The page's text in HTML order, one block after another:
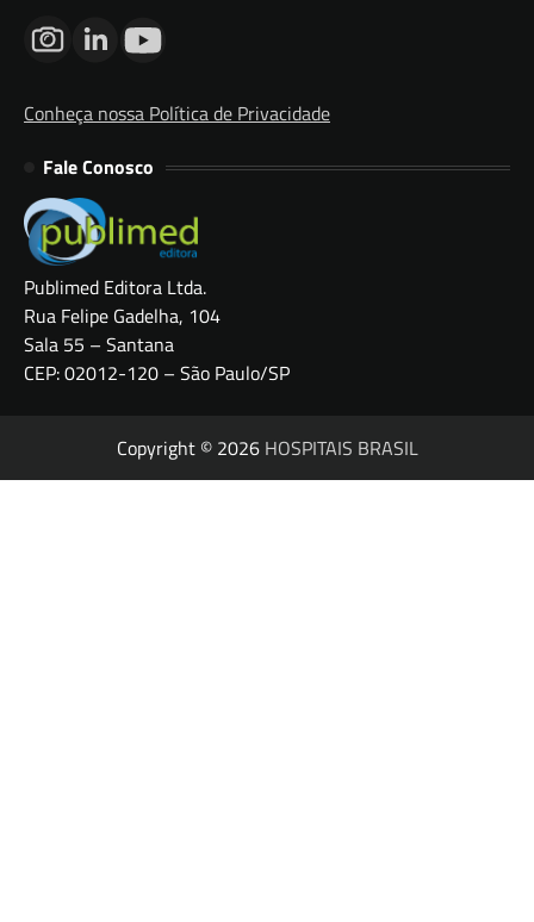
Conheça nossa Política de Privacidade
Fale Conosco
Publimed Editora Ltda.
Rua Felipe Gadelha, 104
Sala 55 – Santana
CEP: 02012-120 – São Paulo/SP
Copyright © 2026 HOSPITAIS BRASIL